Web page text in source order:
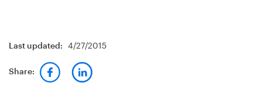
Last updated: 4/27/2015
Share: